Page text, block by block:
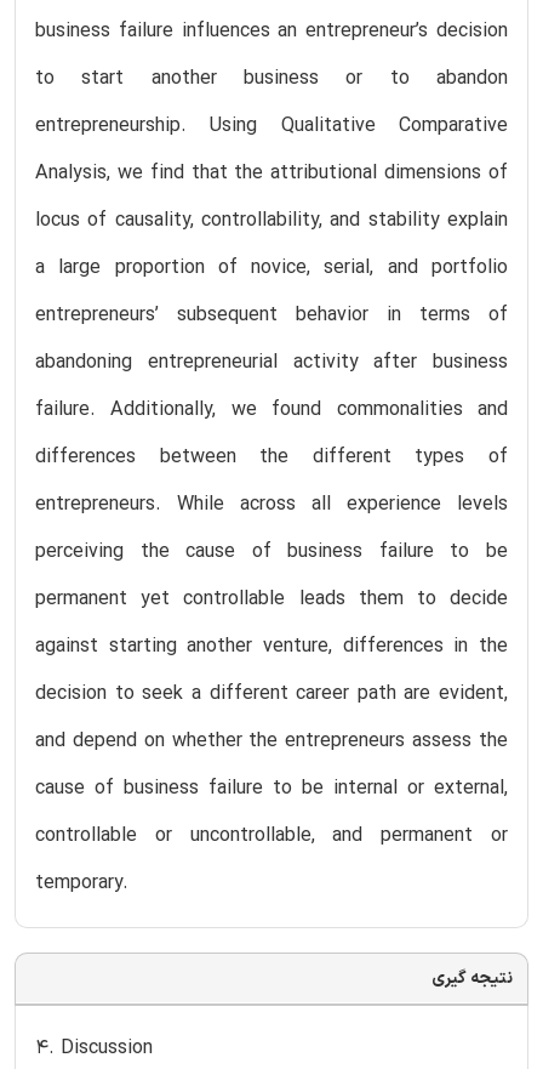
business failure influences an entrepreneur’s decision
to start another business or to abandon
entrepreneurship. Using Qualitative Comparative
Analysis, we find that the attributional dimensions of
locus of causality, controllability, and stability explain
a large proportion of novice, serial, and portfolio
entrepreneurs’ subsequent behavior in terms of
abandoning entrepreneurial activity after business
failure. Additionally, we found commonalities and
differences between the different types of
entrepreneurs. While across all experience levels
perceiving the cause of business failure to be
permanent yet controllable leads them to decide
against starting another venture, differences in the
decision to seek a different career path are evident,
and depend on whether the entrepreneurs assess the
cause of business failure to be internal or external,
controllable or uncontrollable, and permanent or
temporary.
نتیجه گیری
4. Discussion